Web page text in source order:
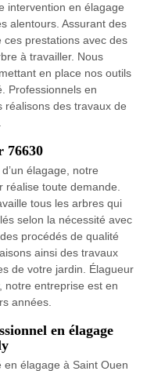
intervention en élagage
alentours. Assurant des
prestations avec des
à travailler. Nous
en place nos outils
Professionnels en
réalisons des travaux de
76630
élagage, notre
réalise toute demande.
tous les arbres qui
selon la nécessité avec
procédés de qualité
ainsi des travaux
de votre jardin. Élagueur
notre entreprise est en
années.
en élagage
élagage à Saint Ouen